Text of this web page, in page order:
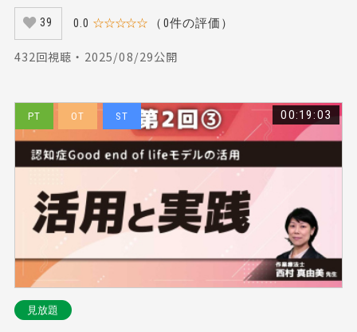
39 0.0 ☆☆☆☆☆ （0件の評価）
432回視聴 ・ 2025/08/29公開
PT OT ST 00:19:03
見放題